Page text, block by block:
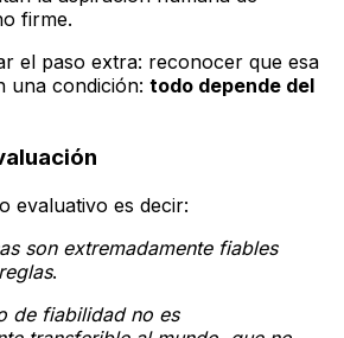
firme.
el paso extra: reconocer que esa
una condición: todo depende del
evaluativo es decir:
son extremadamente fiables
.
de fiabilidad no es